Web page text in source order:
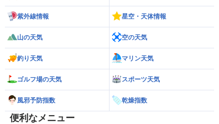
紫外線情報 星空・天体情報
山の天気 空の天気
釣り天気 マリン天気
ゴルフ場の天気 スポーツ天気
風邪予防指数 乾燥指数
便利なメニュー